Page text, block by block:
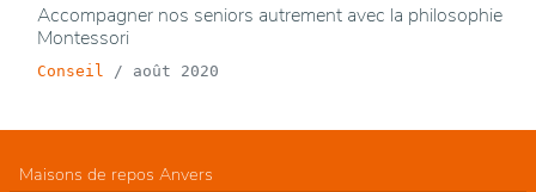
Accompagner nos seniors autrement avec la philosophie
Montessori
Conseil / août 2020
Maisons de repos Anvers